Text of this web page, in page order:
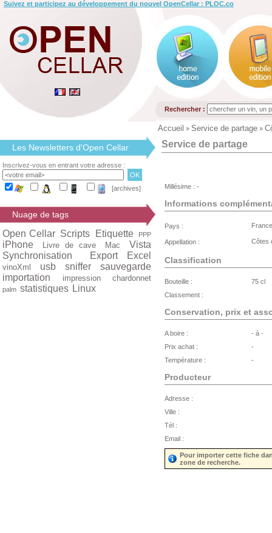
Suivez et participez au développement du nouvel OpenCellar : PLOC.co
Rechercher :
Accueil » Service de partage »
Les Newsletters d'Open Cellar
Inscrivez-vous en entrant votre adresse :
[archives]
Nuage de tags
Open Cellar Scripts Etiquette PPP
iPhone Livre de cave Mac
Vista
Synchronisation
Export Excel
vinoXml usb sniffer
sauvegarde
importation
impression chardonnet
palm statistiques Linux
Service de partage
Millésime : -
Informations
Pays :
Appellation : Côtes
Classification
Bouteille :
75 cl
Classement :
Conservation, prix et
A boire :
- à -
Prix achat :
-
Température :
-
Producteur
Adresse :
Ville :
Tél :
Email :
Pour importer cette fiche
zone de recherche.